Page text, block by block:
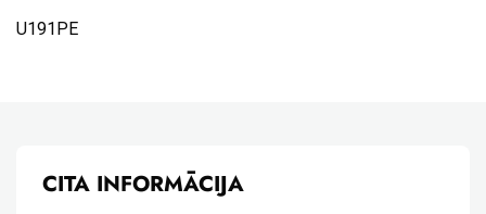
U191PE
CITA INFORMĀCIJA